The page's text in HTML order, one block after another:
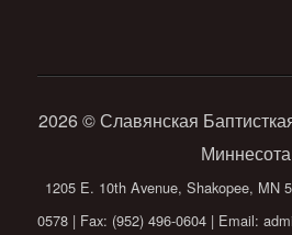
2026 © Славянская
Миннесота
1205 E. 10th Avenue, Shakopee, MN
0578 | Fax: (952) 496-0604 | Email: